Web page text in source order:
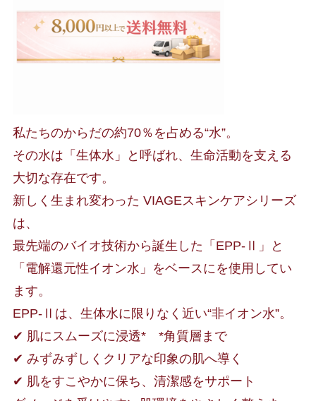
EPP-
Ⅱ
ロ
ョ
ン
120ml
個
私たちのからだの約70％を占める“水”。
その水は「生体水」と呼ばれ、生命活動を支える
大切な存在です。
新しく生まれ変わった VIAGEスキンケアシリーズ
は、
最先端のバイオ技術から誕生した「EPP-Ⅱ」と
「電解還元性イオン水」をベースにを使用してい
ます。
EPP-Ⅱは、生体水に限りなく近い“非イオン水”。
✔ 肌にスムーズに浸透* *角質層まで
✔ みずみずしくクリアな印象の肌へ導く
✔ 肌をすこやかに保ち、清潔感をサポート